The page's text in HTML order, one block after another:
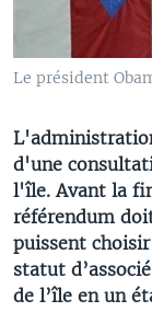
Le président
d'une
l'île. Avant la
référendum
puissent
statut
de l’île en un